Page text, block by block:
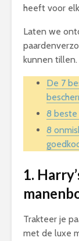
heeft voor
Laten we
kunnen tillen.
De 7
8 beste
8
1.
Trakteer je
met de luxe